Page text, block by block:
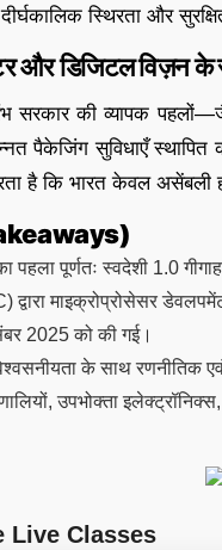
स्थिरता और
और डिजिटल विज़न के
सरकार की व्यापक
पैकेजिंग सुविधाएँ
है कि भारत केवल असेंबली
पहला पूर्णतः स्वदेशी 1.0
माइक्रोप्रोसेसर
2025 को की गई।
के साथ रणनीतिक
उपभोक्ता
Live Classes